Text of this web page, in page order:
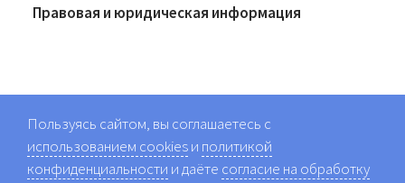
Правовая и юридическая информация
© 2008 -2026 | Клиника пластической и эстетической
Пользуясь сайтом, вы соглашаетесь с
использованием cookiesи политикой
конфиденциальности и даёте согласие на обработку